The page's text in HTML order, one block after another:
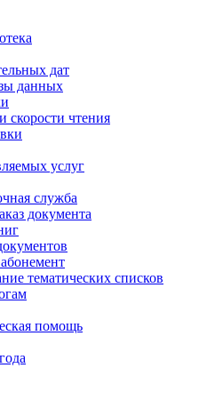
дат
данных
скорости чтения
услуг
служба
документа
тематических списков
помощь